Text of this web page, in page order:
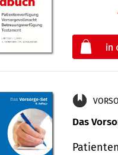
Das